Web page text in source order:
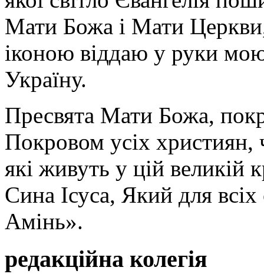
Мати Божа і Мати
іконою віддаю у руки
Україну.
Пресвята Мати Божа,
Покровом усіх християн,
які живуть у цій великій
Сина Ісуса, Який для
Амінь».
редакційна колегія